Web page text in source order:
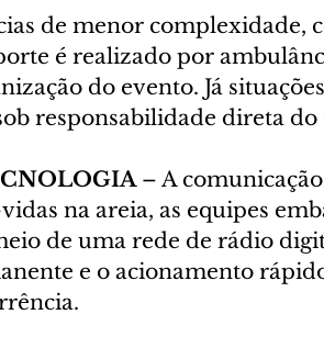
de menor complexidade,
é realizado por
do evento. Já
responsabilidade direta do
– A
na areia, as equipes
de uma rede de rádio
e o acionamento